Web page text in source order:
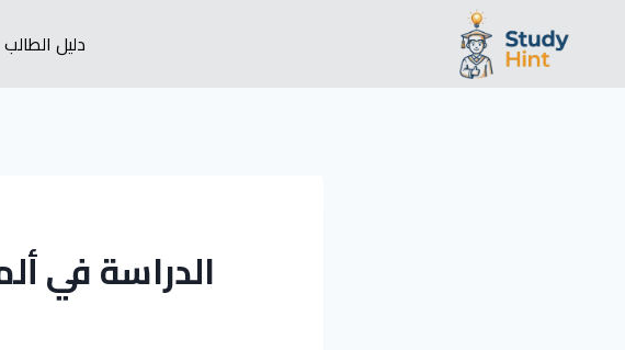
دليل الطالب